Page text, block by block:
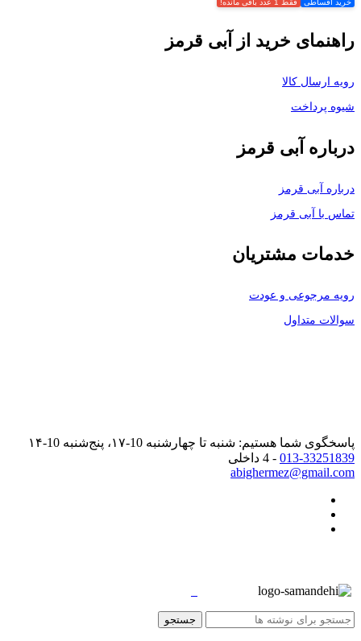
خرید اقساطی فقط 1 عدد باقی مانده!
راهنمای خرید از آبی قرمز
رویه ارسال کالا
شیوه پرداخت
درباره آبی قرمز
درباره آبی قرمز
تماس با آبی قرمز
خدمات مشتریان
رویه مرجوعی و عودت
سوالات متداول
پاسخگوی شما هستیم: شنبه تا چهارشنبه 10-۱۷، پنج‌شنبه 10-۱۴
013-33251839 - 4 داخلی
abighermez@gmail.com
جستجو